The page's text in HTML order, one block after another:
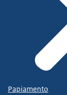
Papiamento